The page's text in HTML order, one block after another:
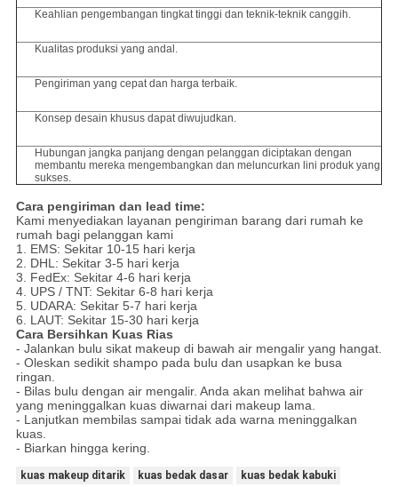
Keahlian pengembangan tingkat tinggi dan teknik-teknik canggih.
Kualitas produksi yang andal.
Pengiriman yang cepat dan harga terbaik.
Konsep desain khusus dapat diwujudkan.
Hubungan jangka panjang dengan pelanggan diciptakan dengan
membantu mereka mengembangkan dan meluncurkan lini produk yang
sukses.
Cara pengiriman dan lead time:
Kami menyediakan layanan pengiriman barang dari rumah ke
rumah bagi pelanggan kami
1. EMS: Sekitar 10-15 hari kerja
2. DHL: Sekitar 3-5 hari kerja
3. FedEx: Sekitar 4-6 hari kerja
4. UPS / TNT: Sekitar 6-8 hari kerja
5. UDARA: Sekitar 5-7 hari kerja
6. LAUT: Sekitar 15-30 hari kerja
Cara Bersihkan Kuas Rias
- Jalankan bulu sikat makeup di bawah air mengalir yang hangat.
- Oleskan sedikit shampo pada bulu dan usapkan ke busa
ringan.
- Bilas bulu dengan air mengalir. Anda akan melihat bahwa air
yang meninggalkan kuas diwarnai dari makeup lama.
- Lanjutkan membilas sampai tidak ada warna meninggalkan
kuas.
- Biarkan hingga kering.
kuas makeup ditarik kuas bedak dasar kuas bedak kabuki